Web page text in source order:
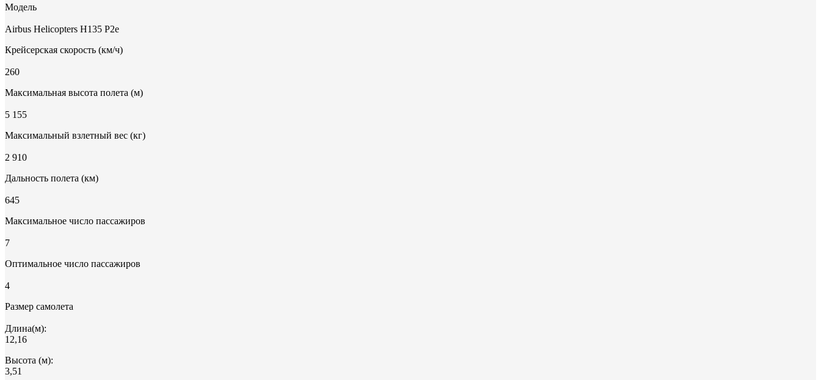
Модель
Airbus Helicopters H135 P2e
Крейсерская скорость (км/ч)
260
Максимальная высота полета (м)
5 155
Максимальный взлетный вес (кг)
2 910
Дальность полета (км)
645
Максимальное число пассажиров
7
Оптимальное число пассажиров
4
Размер самолета
Длина(м):
12,16
Высота (м):
3,51